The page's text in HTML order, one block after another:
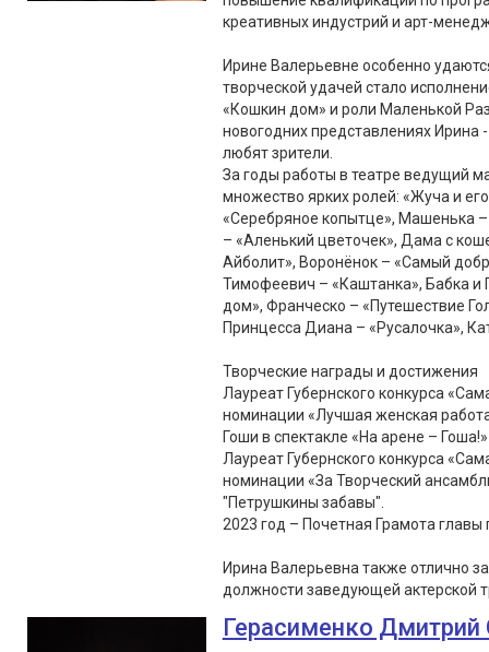
креативных индустрий и арт-
Ирине Валерьевне особенно
творческой удачей стало
«Кошкин дом» и роли Маленькой
новогодних представлениях Ирина
любят зрители.
За годы работы в театре ведущий
множество ярких ролей: «Жуча и
«Серебряное копытце», Машенька
– «Аленький цветочек», Дама с
Айболит», Воронёнок – «Самый
Тимофеевич – «Каштанка», Бабка и
дом», Франческо – «Путешествие
Принцесса Диана – «Русалочка»,
Творческие награды и достижения
Лауреат Губернского конкурса
номинации «Лучшая женская
Гоши в спектакле «На арене – Гоша!»
Лауреат Губернского конкурса
номинации «За Творческий
"Петрушкины забавы".
2023 год – Почетная Грамота главы
Ирина Валерьевна также отлично
должности заведующей актерской
Герасименко Дмитрий